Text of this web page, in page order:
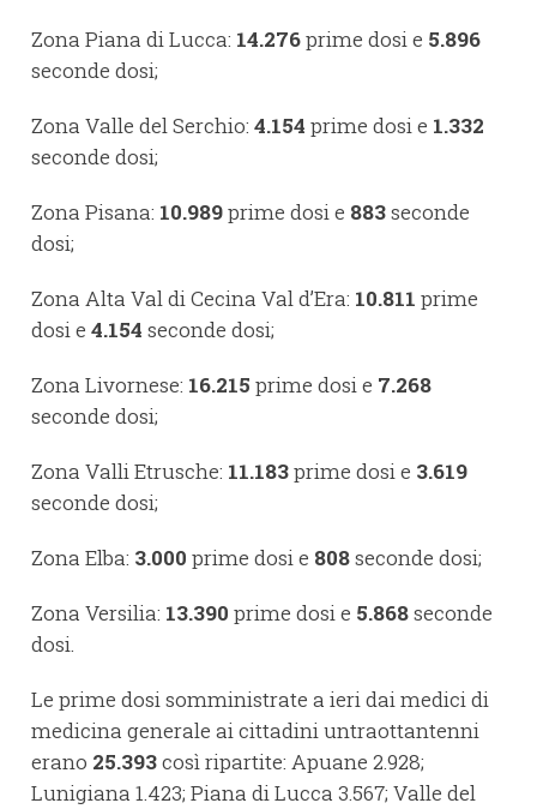
Zona Piana di Lucca: 14.276prime dosi e 5.896
seconde dosi;
Zona Valle del Serchio: 4.154 prime dosi e 1.332
seconde dosi;
Zona Pisana: 10.989prime dosi e 883seconde
dosi;
Zona Alta Val di Cecina Val d’Era: 10.811 prime
dosi e 4.154 seconde dosi;
Zona Livornese: 16.215 prime dosi e 7.268
seconde dosi;
Zona Valli Etrusche: 11.183prime dosi e 3.619
seconde dosi;
Zona Elba: 3.000 prime dosi e 808seconde dosi;
Zona Versilia: 13.390 prime dosi e 5.868seconde
dosi.
Le prime dosi somministrate a ieri dai medici di
medicina generale ai cittadini untraottantenni
erano 25.393così ripartite: Apuane 2.928;
Lunigiana 1.423; Piana di Lucca 3.567; Valle del